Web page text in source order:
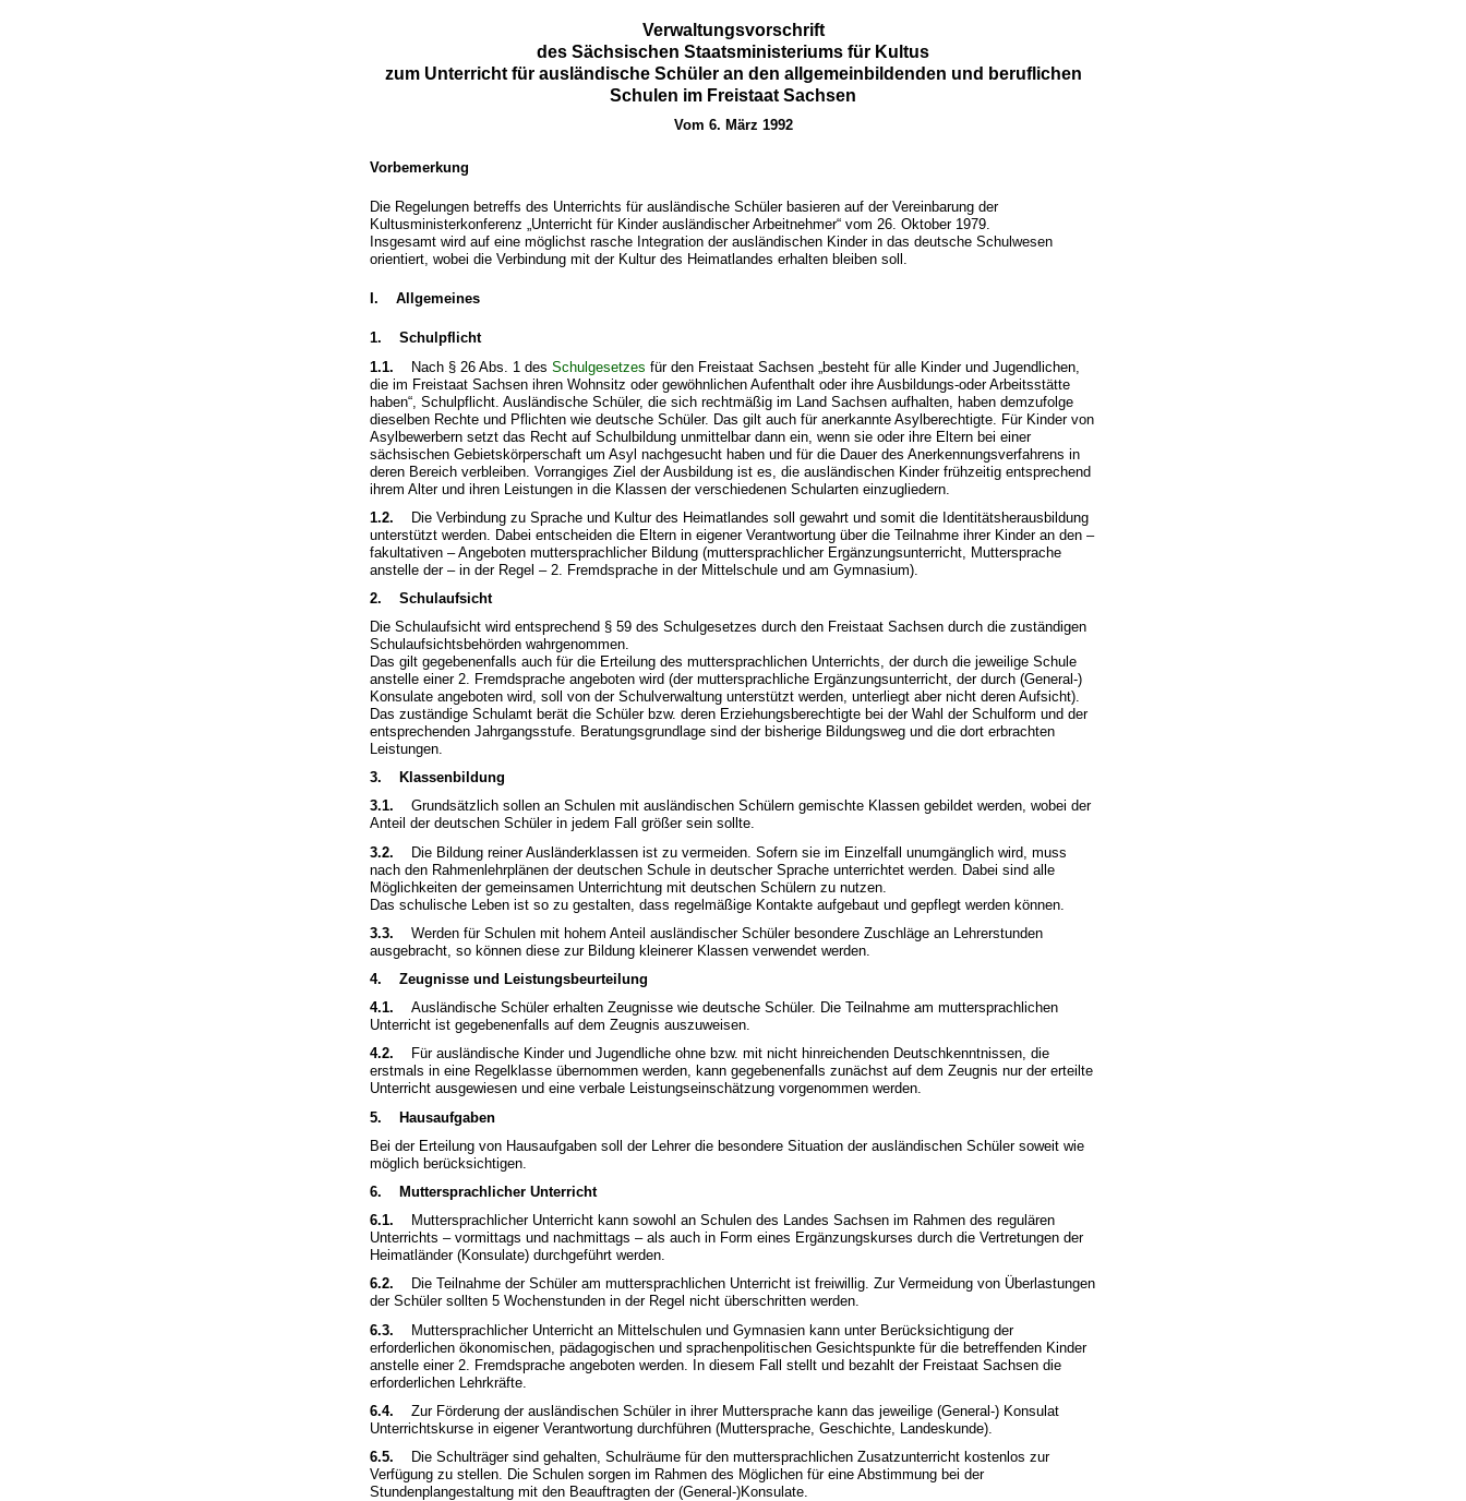
Verwaltungsvorschrift
des Sächsischen Staatsministeriums für Kultus
zum Unterricht für ausländische Schüler an den allgemeinbildenden und beruflichen
Schulen im Freistaat Sachsen
Vom 6. März 1992
Vorbemerkung
Die Regelungen betreffs des Unterrichts für ausländische Schüler basieren auf der Vereinbarung der
Kultusministerkonferenz „Unterricht für Kinder ausländischer Arbeitnehmer“ vom 26. Oktober 1979.
Insgesamt wird auf eine möglichst rasche Integration der ausländischen Kinder in das deutsche Schulwesen
orientiert, wobei die Verbindung mit der Kultur des Heimatlandes erhalten bleiben soll.
I. Allgemeines
1. Schulpflicht
1.1. Nach § 26 Abs. 1 desSchulgesetzes für den Freistaat Sachsen „besteht für alle Kinder und Jugendlichen,
die im Freistaat Sachsen ihren Wohnsitz oder gewöhnlichen Aufenthalt oder ihre Ausbildungs-oder Arbeitsstätte
haben“, Schulpflicht. Ausländische Schüler, die sich rechtmäßig im Land Sachsen aufhalten, haben demzufolge
dieselben Rechte und Pflichten wie deutsche Schüler. Das gilt auch für anerkannte Asylberechtigte. Für Kinder von
Asylbewerbern setzt das Recht auf Schulbildung unmittelbar dann ein, wenn sie oder ihre Eltern bei einer
sächsischen Gebietskörperschaft um Asyl nachgesucht haben und für die Dauer des Anerkennungsverfahrens in
deren Bereich verbleiben. Vorrangiges Ziel der Ausbildung ist es, die ausländischen Kinder frühzeitig entsprechend
ihrem Alter und ihren Leistungen in die Klassen der verschiedenen Schularten einzugliedern.
1.2. Die Verbindung zu Sprache und Kultur des Heimatlandes soll gewahrt und somit die Identitätsherausbildung
unterstützt werden. Dabei entscheiden die Eltern in eigener Verantwortung über die Teilnahme ihrer Kinder an den –
fakultativen – Angeboten muttersprachlicher Bildung (muttersprachlicher Ergänzungsunterricht, Muttersprache
anstelle der – in der Regel – 2. Fremdsprache in der Mittelschule und am Gymnasium).
2. Schulaufsicht
Die Schulaufsicht wird entsprechend § 59 des Schulgesetzes durch den Freistaat Sachsen durch die zuständigen
Schulaufsichtsbehörden wahrgenommen.
Das gilt gegebenenfalls auch für die Erteilung des muttersprachlichen Unterrichts, der durch die jeweilige Schule
anstelle einer 2. Fremdsprache angeboten wird (der muttersprachliche Ergänzungsunterricht, der durch (General-)
Konsulate angeboten wird, soll von der Schulverwaltung unterstützt werden, unterliegt aber nicht deren Aufsicht).
Das zuständige Schulamt berät die Schüler bzw. deren Erziehungsberechtigte bei der Wahl der Schulform und der
entsprechenden Jahrgangsstufe. Beratungsgrundlage sind der bisherige Bildungsweg und die dort erbrachten
Leistungen.
3. Klassenbildung
3.1. Grundsätzlich sollen an Schulen mit ausländischen Schülern gemischte Klassen gebildet werden, wobei der
Anteil der deutschen Schüler in jedem Fall größer sein sollte.
3.2. Die Bildung reiner Ausländerklassen ist zu vermeiden. Sofern sie im Einzelfall unumgänglich wird, muss
nach den Rahmenlehrplänen der deutschen Schule in deutscher Sprache unterrichtet werden. Dabei sind alle
Möglichkeiten der gemeinsamen Unterrichtung mit deutschen Schülern zu nutzen.
Das schulische Leben ist so zu gestalten, dass regelmäßige Kontakte aufgebaut und gepflegt werden können.
3.3. Werden für Schulen mit hohem Anteil ausländischer Schüler besondere Zuschläge an Lehrerstunden
ausgebracht, so können diese zur Bildung kleinerer Klassen verwendet werden.
4. Zeugnisse und Leistungsbeurteilung
4.1. Ausländische Schüler erhalten Zeugnisse wie deutsche Schüler. Die Teilnahme am muttersprachlichen
Unterricht ist gegebenenfalls auf dem Zeugnis auszuweisen.
4.2. Für ausländische Kinder und Jugendliche ohne bzw. mit nicht hinreichenden Deutschkenntnissen, die
erstmals in eine Regelklasse übernommen werden, kann gegebenenfalls zunächst auf dem Zeugnis nur der erteilte
Unterricht ausgewiesen und eine verbale Leistungseinschätzung vorgenommen werden.
5. Hausaufgaben
Bei der Erteilung von Hausaufgaben soll der Lehrer die besondere Situation der ausländischen Schüler soweit wie
möglich berücksichtigen.
6. Muttersprachlicher Unterricht
6.1. Muttersprachlicher Unterricht kann sowohl an Schulen des Landes Sachsen im Rahmen des regulären
Unterrichts – vormittags und nachmittags – als auch in Form eines Ergänzungskurses durch die Vertretungen der
Heimatländer (Konsulate) durchgeführt werden.
6.2. Die Teilnahme der Schüler am muttersprachlichen Unterricht ist freiwillig. Zur Vermeidung von Überlastungen
der Schüler sollten 5 Wochenstunden in der Regel nicht überschritten werden.
6.3. Muttersprachlicher Unterricht an Mittelschulen und Gymnasien kann unter Berücksichtigung der
erforderlichen ökonomischen, pädagogischen und sprachenpolitischen Gesichtspunkte für die betreffenden Kinder
anstelle einer 2. Fremdsprache angeboten werden. In diesem Fall stellt und bezahlt der Freistaat Sachsen die
erforderlichen Lehrkräfte.
6.4. Zur Förderung der ausländischen Schüler in ihrer Muttersprache kann das jeweilige (General-) Konsulat
Unterrichtskurse in eigener Verantwortung durchführen (Muttersprache, Geschichte, Landeskunde).
6.5. Die Schulträger sind gehalten, Schulräume für den muttersprachlichen Zusatzunterricht kostenlos zur
Verfügung zu stellen. Die Schulen sorgen im Rahmen des Möglichen für eine Abstimmung bei der
Stundenplangestaltung mit den Beauftragten der (General-)Konsulate.